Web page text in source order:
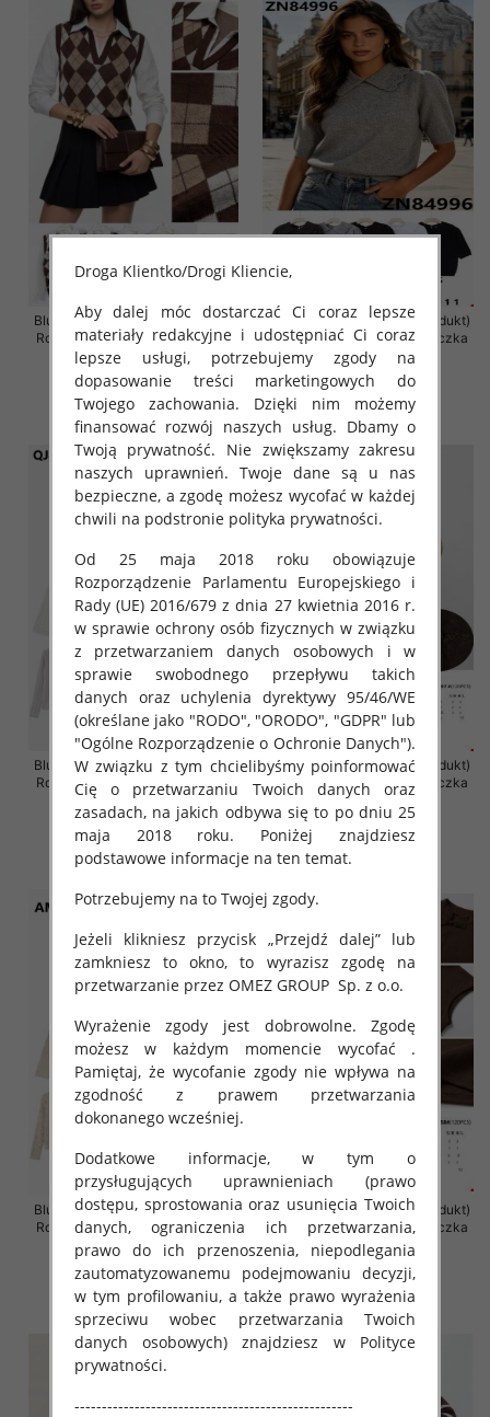
Bluzki damskie (Francja produkt)
Roz Standard, Mix Kolor Paczka
10 szt
60.00 zł
szczegóły
Bluzki damskie (Francja produkt)
Roz S/M-M/L, Mix Kolor Paczka
10 szt
50.00 zł
szczegóły
Bluzki damskie (Francja produkt)
Roz S/M-M/L, Mix Kolor Paczka
10 szt
47.00 zł
szczegóły
Bluzki damskie (Francja produkt)
Roz S/M-M/L, Mix Kolor Paczka
10 szt
39.00 zł
szczegóły
Bluzki damskie (Francja produkt)
Roz S/M-M/L, Mix Kolor Paczka
10 szt
39.00 zł
szczegóły
Bluzki damskie (Francja produkt)
Roz S/M-M/L, Mix Kolor Paczka
10 szt
35.00 zł
szczegóły
Droga Klientko/Drogi Kliencie,
Aby dalej móc dostarczać Ci coraz lepsze
materiały redakcyjne i udostępniać Ci coraz
lepsze usługi, potrzebujemy zgody na
dopasowanie treści marketingowych do
Twojego zachowania. Dzięki nim możemy
finansować rozwój naszych usług. Dbamy o
Twoją prywatność. Nie zwiększamy zakresu
naszych uprawnień. Twoje dane są u nas
bezpieczne, a zgodę możesz wycofać w każdej
chwili na podstronie polityka prywatności.
Od 25 maja 2018 roku obowiązuje
Rozporządzenie Parlamentu Europejskiego i
Rady (UE) 2016/679 z dnia 27 kwietnia 2016 r.
w sprawie ochrony osób fizycznych w związku
z przetwarzaniem danych osobowych i w
sprawie swobodnego przepływu takich
danych oraz uchylenia dyrektywy 95/46/WE
(określane jako "RODO", "ORODO", "GDPR" lub
"Ogólne Rozporządzenie o Ochronie Danych").
W związku z tym chcielibyśmy poinformować
Cię o przetwarzaniu Twoich danych oraz
zasadach, na jakich odbywa się to po dniu 25
maja 2018 roku. Poniżej znajdziesz
podstawowe informacje na ten temat.
Potrzebujemy na to Twojej zgody.
Jeżeli klikniesz przycisk „Przejdź dalej” lub
zamkniesz to okno, to wyrazisz zgodę na
przetwarzanie przez OMEZ GROUP Sp. z o.o.
Wyrażenie zgody jest dobrowolne. Zgodę
możesz w każdym momencie wycofać .
Pamiętaj, że wycofanie zgody nie wpływa na
zgodność z prawem przetwarzania
dokonanego wcześniej.
Dodatkowe informacje, w tym o
przysługujących uprawnieniach (prawo
dostępu, sprostowania oraz usunięcia Twoich
danych, ograniczenia ich przetwarzania,
prawo do ich przenoszenia, niepodlegania
zautomatyzowanemu podejmowaniu decyzji,
w tym profilowaniu, a także prawo wyrażenia
sprzeciwu wobec przetwarzania Twoich
danych osobowych) znajdziesz w Polityce
prywatności.
---------------------------------------------------